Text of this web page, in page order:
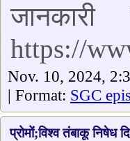
https://
Nov. 10, 2024,
| Format: SGC
प्रोमों;विश्व तंबाकू निषेध